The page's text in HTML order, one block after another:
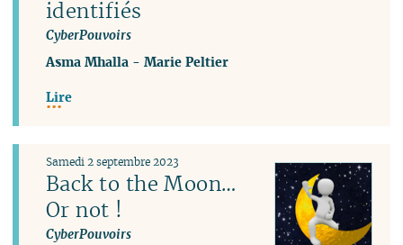
identifiés
CyberPouvoirs
Asma Mhalla -Marie Peltier
Lire
Back to the Moon…
Or not !
CyberPouvoirs
Samedi 2 septembre 2023